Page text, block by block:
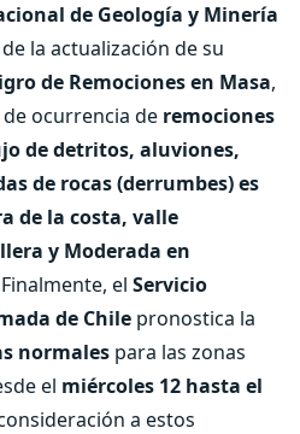
de Geología y Minería
la actualización de su
de Remociones en Masa,
ocurrencia de remociones
de detritos, aluviones,
de rocas (derrumbes) es
de la costa, valle
y Moderada en
Finalmente, el Servicio
de Chile pronostica la
normales para las zonas
el miércoles 12 hasta el
a estos